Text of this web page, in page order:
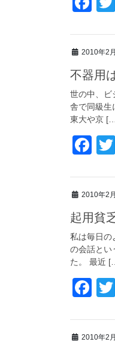
c
e
b
o
o
k
2010年2
不器用
世の中、ビ
舎で同級生
東大や京
F
c
e
b
o
o
k
2010年2
起用貧
私は毎日の
の会話とい
た。 最近
F
c
e
2010年2